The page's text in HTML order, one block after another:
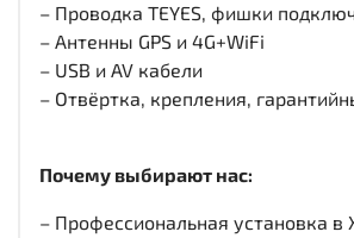
– Проводка TEYES, фишки
– Антенны GPS и 4G+WiFi
– USB и AV кабели
– Отвёртка, крепления,
Почему выбирают нас:
– Профессиональная установка в